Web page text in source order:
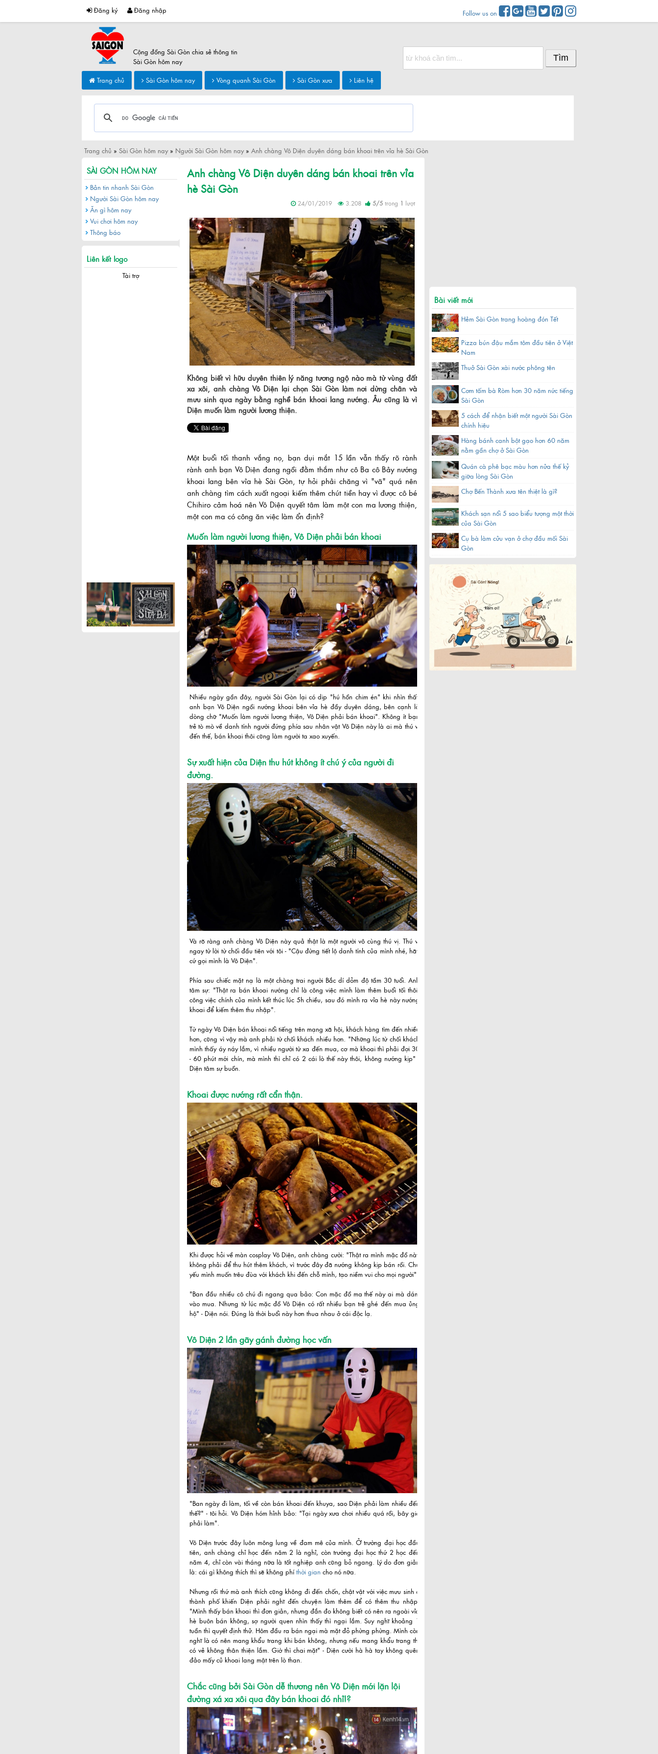
Đăng ký Đăng nhập Follow us on
Cộng đồng Sài Gòn chia sẻ thông tin
Sài Gòn hôm nay
Trang chủ
Sài Gòn hôm nay Vòng quanh Sài Gòn Sài Gòn xưa Liên hệ
Trang chủ » Sài Gòn hôm nay» Người Sài Gòn hôm nay» Anh chàng Vô Diện duyên dáng bán khoai trên vỉa hè Sài Gòn
Anh chàng Vô Diện duyên dáng bán khoai trên vỉa
hè Sài Gòn
24/01/2019 3.208 5/5 trong 1 lượt
Không biết vì hữu duyên thiên lý năng tương ngộ nào mà từ vùng đất
xa xôi, anh chàng Vô Diện lại chọn Sài Gòn làm nơi dừng chân và
mưu sinh qua ngày bằng nghề bán khoai lang nướng. Âu cũng là vì
Diện muốn làm người lương thiện.
Một buổi tối thanh vắng nọ, bạn dụi mắt 15 lần vẫn thấy rõ rành
rành anh bạn Vô Diện đang ngồi đằm thắm như cô Ba cô Bảy nướng
khoai lang bên vỉa hè Sài Gòn, tự hỏi phải chăng vì "vã" quá nên
anh chàng tìm cách xuất ngoại kiếm thêm chút tiền hay vì được cô bé
Chihiro cảm hoá nên Vô Diện quyết tâm làm một con ma lương thiện,
một con ma có công ăn việc làm ổn định?
Muốn làm người lương thiện, Vô Diện phải bán khoai
Nhiều ngày gần đây, người Sài Gòn lại có dịp "hú hồn chim én" khi nhìn thấy
anh bạn Vô Diện ngồi nướng khoai bên vỉa hè đầy duyên dáng, bên cạnh là
dòng chữ "Muốn làm người lương thiện, Vô Diện phải bán khoai". Không ít bạn
trẻ tò mò về danh tính người đứng phía sau nhân vật Vô Diện này là ai mà thú vị
đến thế, bán khoai thôi cũng làm người ta xao xuyến.
Sự xuất hiện của Diện thu hút không ít chú ý của người đi
đường.
Và rõ ràng anh chàng Vô Diện này quả thật là một người vô cùng thú vị. Thú vị
ngay từ lời từ chối đầu tiên với tôi - "Cậu đừng tiết lộ danh tính của mình nhé, hãy
cứ gọi mình là Vô Diện".
Phía sau chiếc mặt nạ là một chàng trai người Bắc dí dỏm độ tầm 30 tuổi. Anh
tâm sự: "Thật ra bán khoai nướng chỉ là công việc mình làm thêm buổi tối thôi,
công việc chính của mình kết thúc lúc 5h chiều, sau đó mình ra vỉa hè này nướng
khoai để kiếm thêm thu nhập".
Từ ngày Vô Diện bán khoai nổi tiếng trên mạng xã hội, khách hàng tìm đến nhiều
hơn, cũng vì vậy mà anh phải từ chối khách nhiều hơn. "Những lúc từ chối khách
mình thấy áy náy lắm, vì nhiều người từ xa đến mua, cơ mà khoai thì phải đợi 30
- 60 phút mới chín, mà mình thì chỉ có 2 cái lò thế này thôi, không nướng kịp" -
Diện tâm sự buồn.
Khoai được nướng rất cẩn thận.
Khi được hỏi về màn cosplay Vô Diện, anh chàng cười: "Thật ra mình mặc đồ này
không phải để thu hút thêm khách, vì trước đây đã nướng không kịp bán rồi. Chủ
yếu mình muốn trêu đùa với khách khi đến chỗ mình, tạo niềm vui cho mọi người".
"Ban đầu nhiều cô chú đi ngang qua bảo: Con mặc đồ ma thế này ai mà dám
vào mua. Nhưng từ lúc mặc đồ Vô Diện có rất nhiều bạn trẻ ghé đến mua ủng
hộ" - Diện nói. Đúng là thời buổi này hơn thua nhau ở cái độc lạ.
Vô Diện 2 lần gãy gánh đường học vấn
"Ban ngày đi làm, tối về còn bán khoai đến khuya, sao Diện phải làm nhiều đến
thế?" - tôi hỏi. Vô Diện hóm hỉnh bảo: "Tại ngày xưa chơi nhiều quá rồi, bây giờ
phải làm".
Vô Diện trước đây luôn mông lung về đam mê của mình. Ở trường đại học đầu
tiên, anh chàng chỉ học đến năm 2 là nghỉ, còn trường đại học thứ 2 học đến
năm 4, chỉ còn vài tháng nữa là tốt nghiệp anh cũng bỏ ngang. Lý do đơn giản
là: cái gì không thích thì sẽ không phí thời gian cho nó nữa.
Nhưng rồi thứ mà anh thích cũng không đi đến chốn, chật vật với việc mưu sinh ở
thành phố khiến Diện phải nghĩ đến chuyện làm thêm để có thêm thu nhập.
"Mình thấy bán khoai thì đơn giản, nhưng đắn đo không biết có nên ra ngoài vỉa
hè buôn bán không, sợ người quen nhìn thấy thì ngại lắm. Suy nghĩ khoảng 1
tuần thì quyết định thử. Hôm đầu ra bán ngại mà mặt đỏ phừng phừng. Mình còn
nghĩ là có nên mang khẩu trang khi bán không, nhưng nếu mang khẩu trang thì
có vẻ không thân thiện lắm. Giờ thì chai mặt" - Diện cười hà hà tay không quên
đảo mấy củ khoai lang mật trên lò than.
Chắc cũng bởi Sài Gòn dễ thương nên Vô Diện mới lặn lội
đường xá xa xôi qua đây bán khoai đó nhỉ!?
SÀI GÒN HÔM NAY
Bản tin nhanh Sài Gòn
Người Sài Gòn hôm nay
Ăn gì hôm nay
Vui chơi hôm nay
Thông báo
Liên kết logo
Tài trợ
Bài viết mới
Hẻm Sài Gòn trang hoàng đón Tết
Pizza bún đậu mắm tôm đầu tiên ở Việt
Nam
Thuở Sài Gòn xài nước phông tên
Cơm tấm bà Ròm hơn 30 năm nức tiếng
Sài Gòn
5 cách để nhận biết một người Sài Gòn
chính hiệu
Hàng bánh canh bột gạo hơn 60 năm
nằm gần chợ ở Sài Gòn
Quán cà phê bạc màu hơn nửa thế kỷ
giữa lòng Sài Gòn
Chợ Bến Thành xưa tên thiệt là gì?
Khách sạn nổi 5 sao biểu tượng một thời
của Sài Gòn
Cụ bà làm cửu vạn ở chợ đầu mối Sài
Gòn